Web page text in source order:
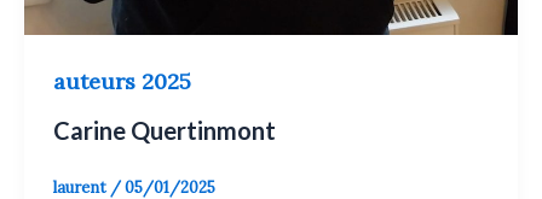
auteurs 2025
Carine Quertinmont
laurent /05/01/2025